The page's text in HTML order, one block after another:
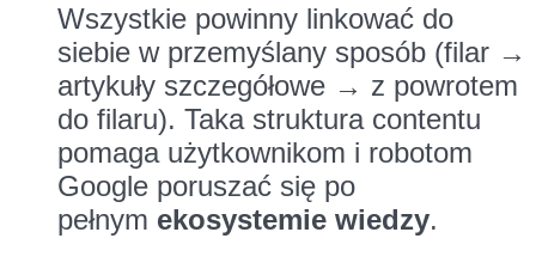
Wszystkie powinny linkować do
siebie w przemyślany sposób (filar →
artykuły szczegółowe → z powrotem
do filaru). Taka struktura contentu
pomaga użytkownikom i robotom
Google poruszać się po
pełnym ekosystemie wiedzy.